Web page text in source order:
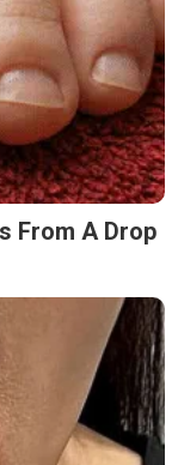
From A Drop